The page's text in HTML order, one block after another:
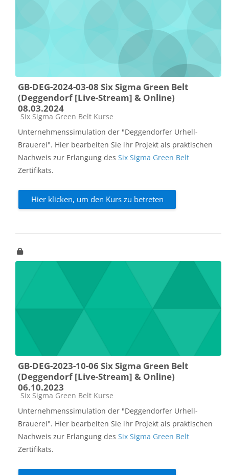
GB-DEG-2024-03-08 Six Sigma Green Belt
(Deggendorf [Live-Stream] & Online)
08.03.2024
Kursbereich
Six Sigma Green Belt Kurse
Unternehmenssimulation der "Deggendorfer Urhell-
Brauerei". Hier bearbeiten Sie ihr Projekt als praktischen
Nachweis zur Erlangung des Six Sigma Green Belt
Zertifikats.
Hier klicken, um den Kurs zu betreten
GB-DEG-2023-10-06 Six Sigma Green Belt
(Deggendorf [Live-Stream] & Online)
06.10.2023
Kursbereich
Six Sigma Green Belt Kurse
Unternehmenssimulation der "Deggendorfer Urhell-
Brauerei". Hier bearbeiten Sie ihr Projekt als praktischen
Nachweis zur Erlangung des Six Sigma Green Belt
Zertifikats.